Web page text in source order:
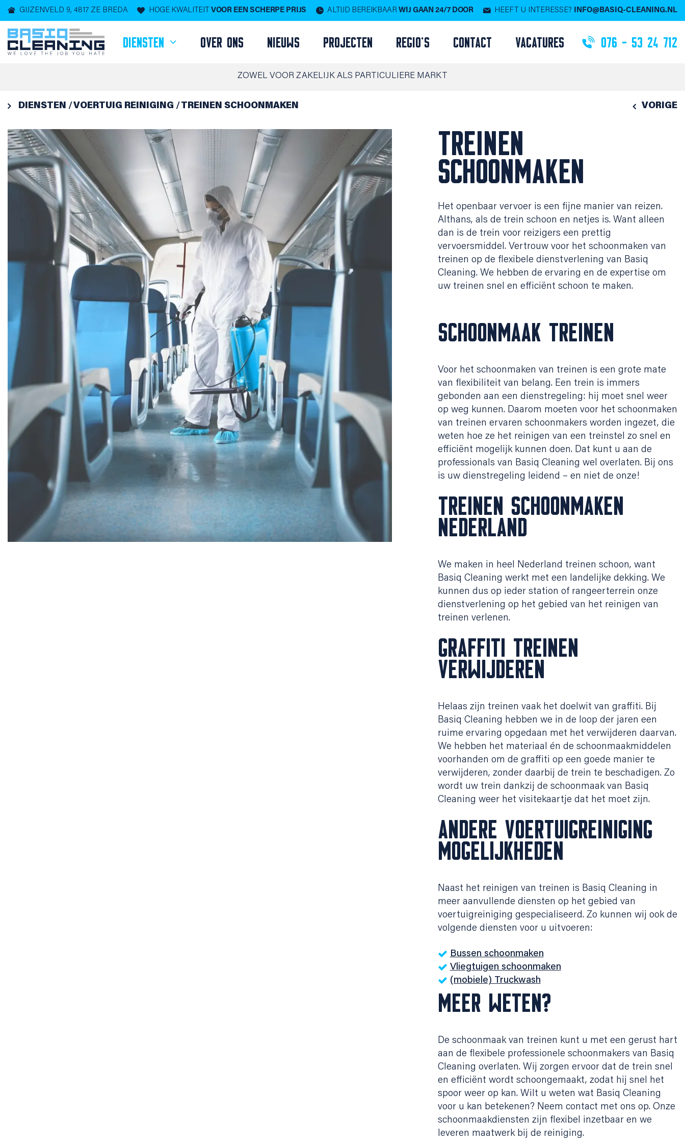
GIJZENVELD 9, 4817 ZE BREDA HOGE KWALITEITVOOR EEN SCHERPE PRIJS ALTIJD BEREIKBAARWIJ GAAN 24/7 DOOR HEEFT U INTERESSE? INFO@BASIQ-CLEANING.NL
DIENSTEN OVER ONS NIEUWS PROJECTEN REGIO'S CONTACT VACATURES 076 - 53 24 712
ZOWEL VOOR ZAKELIJK ALS PARTICULIERE MARKT
 DIENSTEN VOERTUIG REINIGING TREINEN SCHOONMAKEN VORIGE
TREINEN
SCHOONMAKEN
Het openbaar vervoer is een fijne manier van reizen.
Althans, als de trein schoon en netjes is. Want alleen
dan is de trein voor reizigers een prettig
vervoersmiddel. Vertrouw voor het schoonmaken van
treinen op de flexibele dienstverlening van Basiq
Cleaning. We hebben de ervaring en de expertise om
uw treinen snel en efficiënt schoon te maken.
SCHOONMAAK TREINEN
Voor het schoonmaken van treinen is een grote mate
van flexibiliteit van belang. Een trein is immers
gebonden aan een dienstregeling: hij moet snel weer
op weg kunnen. Daarom moeten voor het schoonmaken
van treinen ervaren schoonmakers worden ingezet, die
weten hoe ze het reinigen van een treinstel zo snel en
efficiënt mogelijk kunnen doen. Dat kunt u aan de
professionals van Basiq Cleaning wel overlaten. Bij ons
is uw dienstregeling leidend – en niet de onze!
TREINEN SCHOONMAKEN
NEDERLAND
We maken in heel Nederland treinen schoon, want
Basiq Cleaning werkt met een landelijke dekking. We
kunnen dus op ieder station of rangeerterrein onze
dienstverlening op het gebied van het reinigen van
treinen verlenen.
GRAFFITI TREINEN
VERWIJDEREN
Helaas zijn treinen vaak het doelwit van graffiti. Bij
Basiq Cleaning hebben we in de loop der jaren een
ruime ervaring opgedaan met het verwijderen daarvan.
We hebben het materiaal én de schoonmaakmiddelen
voorhanden om de graffiti op een goede manier te
verwijderen, zonder daarbij de trein te beschadigen. Zo
wordt uw trein dankzij de schoonmaak van Basiq
Cleaning weer het visitekaartje dat het moet zijn.
ANDERE VOERTUIGREINIGING
MOGELIJKHEDEN
Naast het reinigen van treinen is Basiq Cleaning in
meer aanvullende diensten op het gebied van
voertuigreiniging gespecialiseerd. Zo kunnen wij ook de
volgende diensten voor u uitvoeren:
Bussen schoonmaken
Vliegtuigen schoonmaken
(mobiele) Truckwash
MEER WETEN?
De schoonmaak van treinen kunt u met een gerust hart
aan de flexibele professionele schoonmakers van Basiq
Cleaning overlaten. Wij zorgen ervoor dat de trein snel
en efficiënt wordt schoongemaakt, zodat hij snel het
spoor weer op kan. Wilt u weten wat Basiq Cleaning
voor u kan betekenen? Neem contact met ons op. Onze
schoonmaakdiensten zijn flexibel inzetbaar en we
leveren maatwerk bij de reiniging.